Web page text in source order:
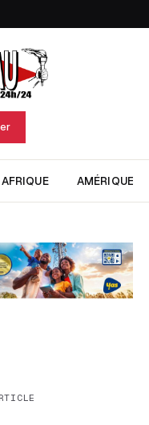
AFRIQUE AMÉRIQUE